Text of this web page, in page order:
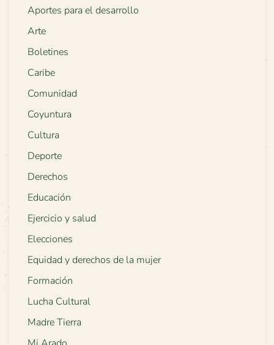
Aportes para el desarrollo
Arte
Boletines
Caribe
Comunidad
Coyuntura
Cultura
Deporte
Derechos
Educación
Ejercicio y salud
Elecciones
Equidad y derechos de la mujer
Formación
Lucha Cultural
Madre Tierra